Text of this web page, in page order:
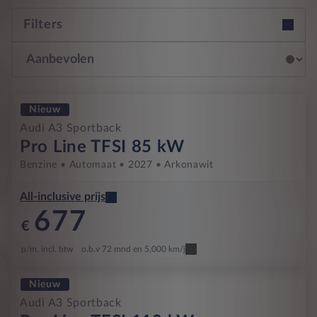
Filters
Nieuw
Audi A3 Sportback
Pro Line TFSI 85 kW
Benzine Automaat 2027 Arkonawit
All-inclusive prijs
€ 677
p/m. incl. btw o.b.v 72 mnd en 5,000 km/j
Nieuw
Audi A3 Sportback